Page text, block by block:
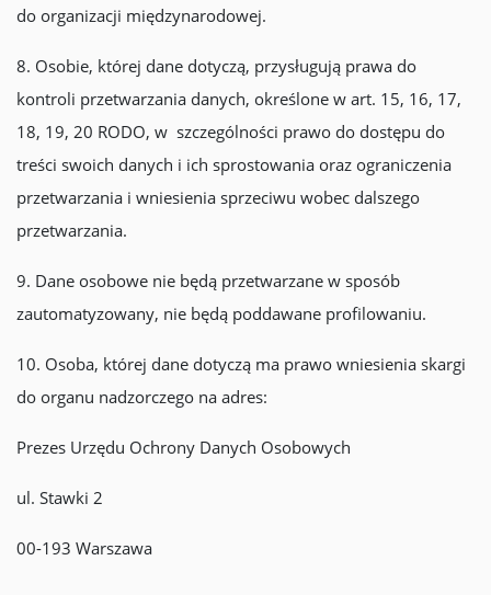
do organizacji międzynarodowej.
8. Osobie, której dane dotyczą, przysługują prawa do
kontroli przetwarzania danych, określone w art. 15, 16, 17,
18, 19, 20 RODO, w szczególności prawo do dostępu do
treści swoich danych i ich sprostowania oraz ograniczenia
przetwarzania i wniesienia sprzeciwu wobec dalszego
przetwarzania.
9. Dane osobowe nie będą przetwarzane w sposób
zautomatyzowany, nie będą poddawane profilowaniu.
10. Osoba, której dane dotyczą ma prawo wniesienia skargi
do organu nadzorczego na adres:
Prezes Urzędu Ochrony Danych Osobowych
ul. Stawki 2
00-193 Warszawa